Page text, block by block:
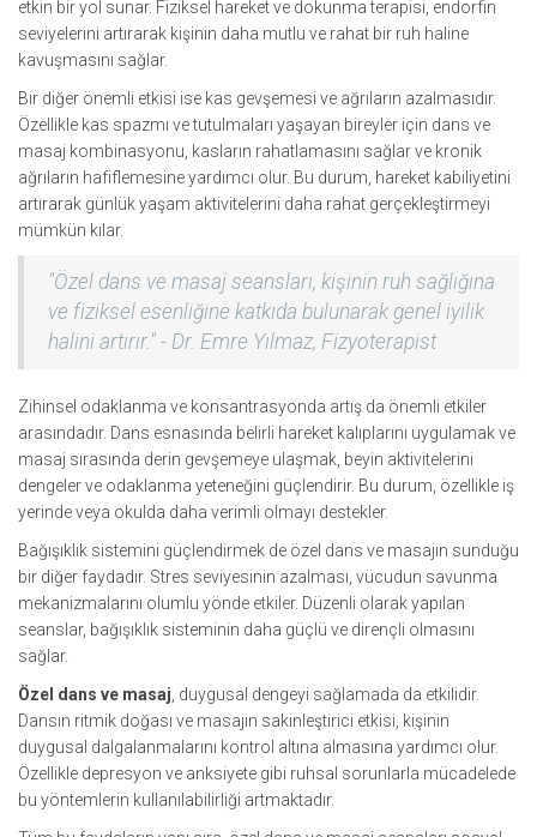
etkin bir yol sunar. Fiziksel hareket ve dokunma terapisi, endorfin
seviyelerini artırarak kişinin daha mutlu ve rahat bir ruh haline
kavuşmasını sağlar.
Bir diğer önemli etkisi ise kas gevşemesi ve ağrıların azalmasıdır.
Özellikle kas spazmı ve tutulmaları yaşayan bireyler için dans ve
masaj kombinasyonu, kasların rahatlamasını sağlar ve kronik
ağrıların hafiflemesine yardımcı olur. Bu durum, hareket kabiliyetini
artırarak günlük yaşam aktivitelerini daha rahat gerçekleştirmeyi
mümkün kılar.
"Özel dans ve masaj seansları, kişinin ruh sağlığına
ve fiziksel esenliğine katkıda bulunarak genel iyilik
halini artırır." - Dr. Emre Yılmaz, Fizyoterapist
Zihinsel odaklanma ve konsantrasyonda artış da önemli etkiler
arasındadır. Dans esnasında belirli hareket kalıplarını uygulamak ve
masaj sırasında derin gevşemeye ulaşmak, beyin aktivitelerini
dengeler ve odaklanma yeteneğini güçlendirir. Bu durum, özellikle iş
yerinde veya okulda daha verimli olmayı destekler.
Bağışıklık sistemini güçlendirmek de özel dans ve masajın sunduğu
bir diğer faydadır. Stres seviyesinin azalması, vücudun savunma
mekanizmalarını olumlu yönde etkiler. Düzenli olarak yapılan
seanslar, bağışıklık sisteminin daha güçlü ve dirençli olmasını
sağlar.
Özel dans ve masaj, duygusal dengeyi sağlamada da etkilidir.
Dansın ritmik doğası ve masajın sakinleştirici etkisi, kişinin
duygusal dalgalanmalarını kontrol altına almasına yardımcı olur.
Özellikle depresyon ve anksiyete gibi ruhsal sorunlarla mücadelede
bu yöntemlerin kullanılabilirliği artmaktadır.